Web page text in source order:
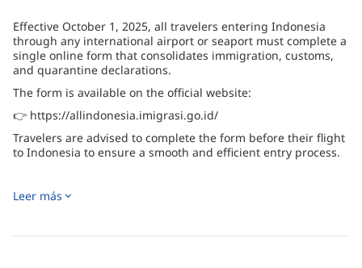
Effective October 1, 2025, all travelers entering Indonesia
through any international airport or seaport must complete a
single online form that consolidates immigration, customs,
and quarantine declarations.
The form is available on the official website:
👉 https://allindonesia.imigrasi.go.id/
Travelers are advised to complete the form before their flight
to Indonesia to ensure a smooth and efficient entry process.
Leer más